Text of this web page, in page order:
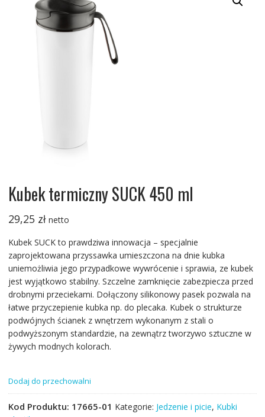
Kubek termiczny SUCK 450 ml
29,25 zł netto
Kubek SUCK to prawdziwa innowacja – specjalnie
zaprojektowana przyssawka umieszczona na dnie kubka
uniemożliwia jego przypadkowe wywrócenie i sprawia, ze kubek
jest wyjątkowo stabilny. Szczelne zamknięcie zabezpiecza przed
drobnymi przeciekami. Dołączony silikonowy pasek pozwala na
łatwe przyczepienie kubka np. do plecaka. Kubek o strukturze
podwójnych ścianek z wnętrzem wykonanym z stali o
podwyższonym standardzie, na zewnątrz tworzywo sztuczne w
żywych modnych kolorach.
Dodaj do przechowalni
Kod Produktu: 17665-01 Kategorie: Jedzenie i picie, Kubki